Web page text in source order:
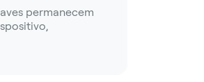
permanecem